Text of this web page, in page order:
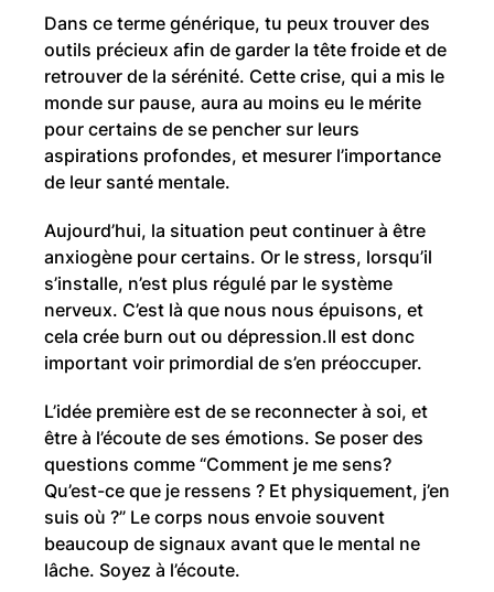
Dans ce terme générique, tu peux trouver des
outils précieux afin de garder la tête froide et de
retrouver de la sérénité. Cette crise, qui a mis le
monde sur pause, aura au moins eu le mérite
pour certains de se pencher sur leurs
aspirations profondes, et mesurer l’importance
de leur santé mentale.
Aujourd’hui, la situation peut continuer à être
anxiogène pour certains. Or le stress, lorsqu’il
s’installe, n’est plus régulé par le système
nerveux. C’est là que nous nous épuisons, et
cela crée burn out ou dépression.Il est donc
important voir primordial de s’en préoccuper.
L’idée première est de se reconnecter à soi, et
être à l’écoute de ses émotions. Se poser des
questions comme “Comment je me sens?
Qu’est-ce que je ressens ? Et physiquement, j’en
suis où ?” Le corps nous envoie souvent
beaucoup de signaux avant que le mental ne
lâche. Soyez à l’écoute.